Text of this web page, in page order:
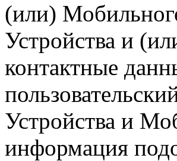
(или)
Устройства и
контактные
Устройства и
информация